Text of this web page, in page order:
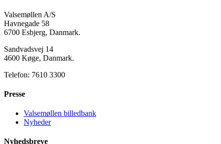
Valsemøllen A/S
Havnegade 58
6700 Esbjerg, Danmark.
Sandvadsvej 14
4600 Køge, Danmark.
Telefon: 7610 3300
Presse
Valsemøllen billedbank
Nyheder
Nyhedsbreve